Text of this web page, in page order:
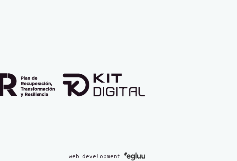
web development